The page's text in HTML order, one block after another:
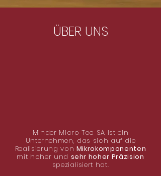
ÜBER UNS
Minder Micro Tec SA ist ein
Unternehmen, das sich auf die
Realisierung von Mikrokomponenten
mit hoher und sehr hoher Präzision
spezialisiert hat.